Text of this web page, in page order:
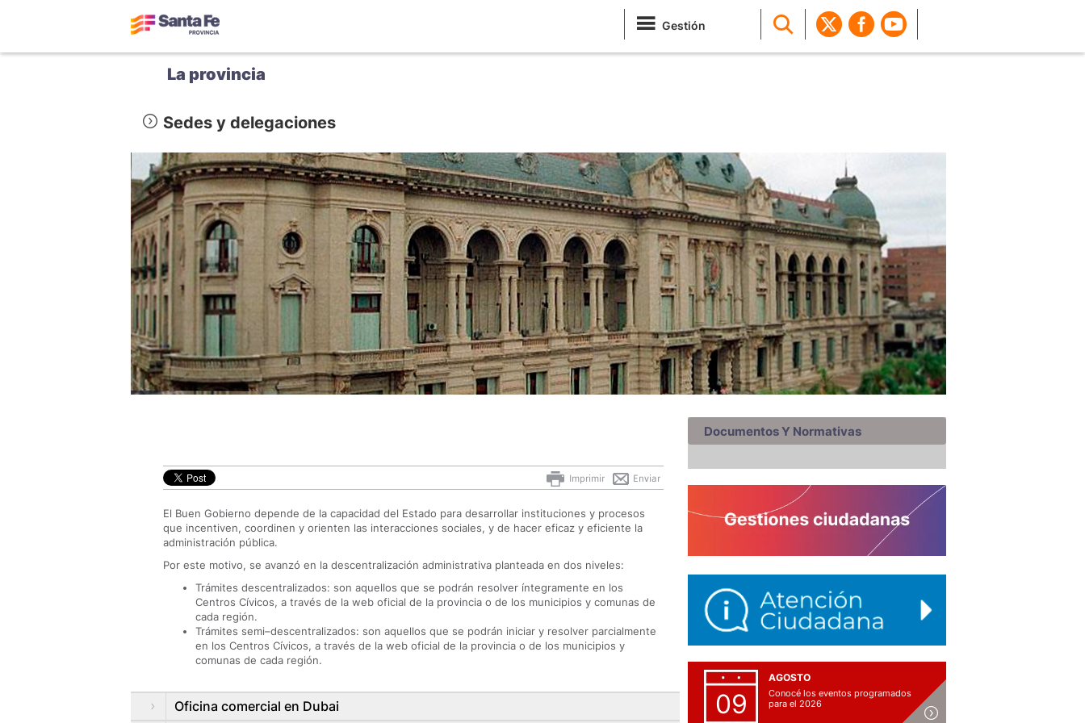
Gestión
La provincia
Sedes y delegaciones
Enviar
Imprimir
El Buen Gobierno depende de la capacidad del Estado para desarrollar instituciones y procesos
que incentiven, coordinen y orienten las interacciones sociales, y de hacer eficaz y eficiente la
administración pública.
Por este motivo, se avanzó en la descentralización administrativa planteada en dos niveles:
Trámites descentralizados: son aquellos que se podrán resolver íntegramente en los
Centros Cívicos, a través de la web oficial de la provincia o de los municipios y comunas de
cada región.
Trámites semi–descentralizados: son aquellos que se podrán iniciar y resolver parcialmente
en los Centros Cívicos, a través de la web oficial de la provincia o de los municipios y
comunas de cada región.
Oficina comercial en Dubai
Documentos Y Normativas
09
AGOSTO
Conocé los eventos programados
para el 2026